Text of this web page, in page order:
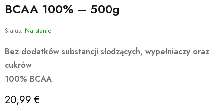
BCAA 100% – 500g
Status: Na stanie
Bez dodatków substancji słodzących, wypełniaczy oraz
cukrów
100% BCAA
20,99€